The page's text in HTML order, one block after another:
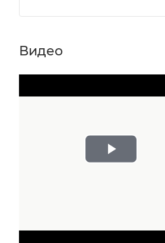
Видео
Play